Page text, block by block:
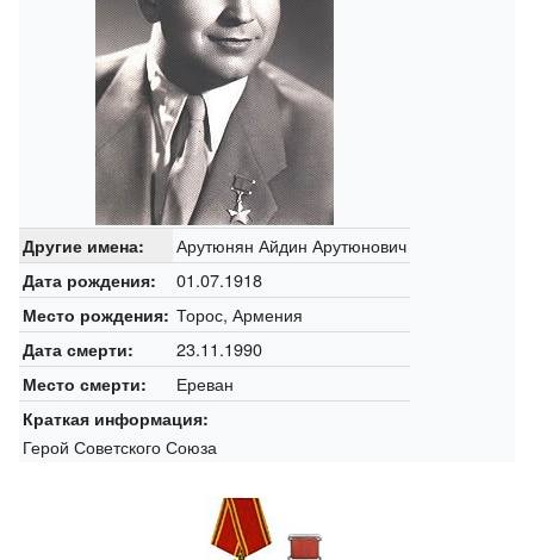
Другие имена: Арутюнян Айдин Арутюнович
Дата рождения: 01.07.1918
Место рождения: Торос, Армения
Дата смерти: 23.11.1990
Место смерти: Ереван
Краткая информация:
Герой Советского Союза